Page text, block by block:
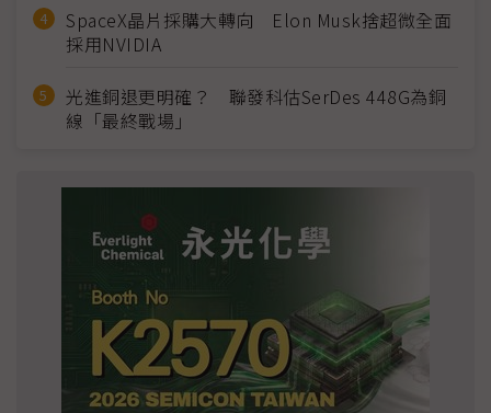
SpaceX晶片採購大轉向 Elon Musk捨超微全面
採用NVIDIA
光進銅退更明確？ 聯發科估SerDes 448G為銅
線「最終戰場」